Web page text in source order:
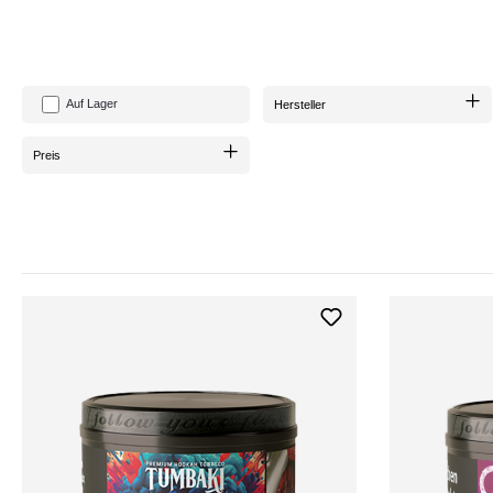
Stet clita kasd gubergren, no sea takimata sanctus est Lorem ipsum dolor sit
Lorem ipsum dolor sit amet, consetetur sadipscing elitr, sed diam nonumy
Lorem ipsum dolor sit amet, consetetur sadipscing elitr, sed diam nonumy
sanctus est Lorem ipsum dolor sit amet. Lorem ipsum dolor sit amet,
consetetur sadipscing elitr
sed diam nonumy eirmod tempor
Lorem ipsum dolor sit amet, consetetur sadipscing elitr, sed diam nonumy
sanctus est Lorem ipsum dolor sit amet. Lorem ipsum dolor sit amet,
Auf Lager Hersteller
Preis